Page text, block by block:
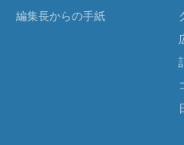
編集長からの手紙